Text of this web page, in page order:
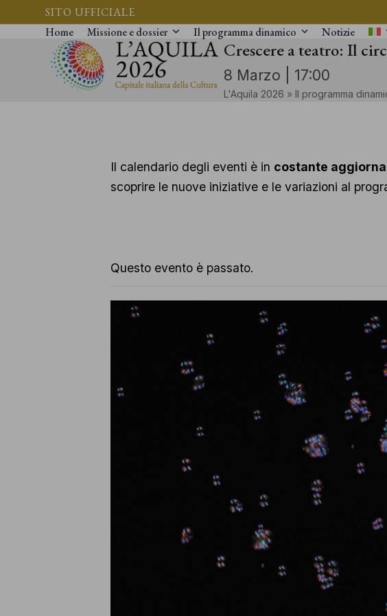
al
SITO UFFICIALE
Home
Missione e dossier Il programma dinamico Notizie
Crescere a teatro: Il
8 Marzo | 17:00
L'Aquila 2026 » Il programma
Il calendario degli eventi è in costante
scoprire le nuove iniziative e le variazioni al
Questo evento è passato.